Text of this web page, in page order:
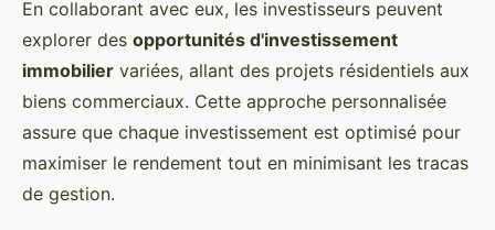
En collaborant avec eux, les investisseurs peuvent
explorer des opportunités d'investissement
immobilier variées, allant des projets résidentiels aux
biens commerciaux. Cette approche personnalisée
assure que chaque investissement est optimisé pour
maximiser le rendement tout en minimisant les tracas
de gestion.